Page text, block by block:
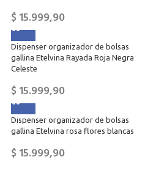
$15.999,90
Dispenser organizador de bolsas
gallina Etelvina Rayada Roja Negra
Celeste
$15.999,90
Dispenser organizador de bolsas
gallina Etelvina rosa flores blancas
$15.999,90